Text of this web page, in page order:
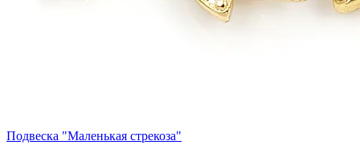
Подвеска "Маленькая стрекоза"